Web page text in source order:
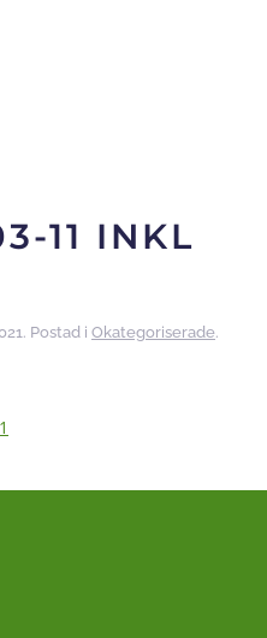
11 INKL
. Postad i Okategoriserade.